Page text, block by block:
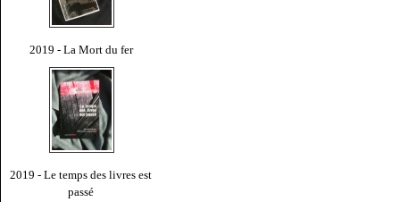
2019 - La Mort du fer
2019 - Le temps des livres est
passé